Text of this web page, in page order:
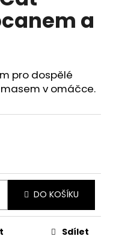
a
pro dospělé
v omáčce.
DO KOŠÍKU
Sdílet